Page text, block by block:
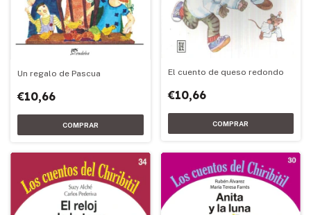
Un regalo de Pascua
€10,66
El cuento de queso redondo
€10,66